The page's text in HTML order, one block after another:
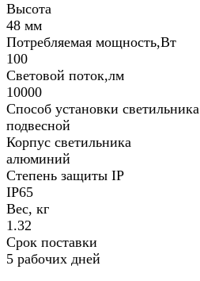
Высота
48 мм
Потребляемая мощность,Вт
100
Световой поток,лм
10000
Способ установки светильника
подвесной
Корпус светильника
алюминий
Степень защиты IP
IP65
Вес, кг
1.32
Срок поставки
5 рабочих дней